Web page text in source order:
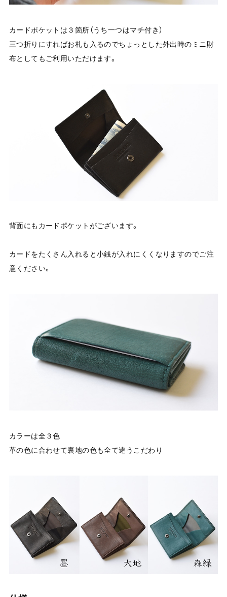
カードポケットは３箇所（うち一つはマチ付き）
三つ折りにすればお札も入るのでちょっとした外出時のミニ財
布としてもご利用いただけます。
背面にもカードポケットがございます。
カードをたくさん入れると小銭が入れにくくなりますのでご注
意ください。
カラーは全３色
革の色に合わせて裏地の色も全て違うこだわり